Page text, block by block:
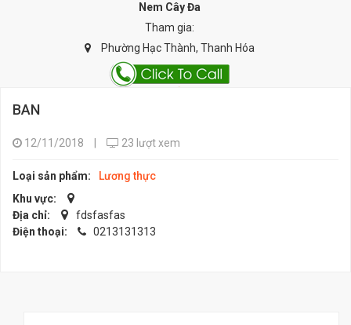
Nem Cây Đa
Tham gia:
Phường Hạc Thành, Thanh Hóa
BAN
12/11/2018 23 lượt xem
Loại sản phẩm:
Lương thực
Khu vực:
Địa chỉ:
fdsfasfas
Điện thoại:
0213131313